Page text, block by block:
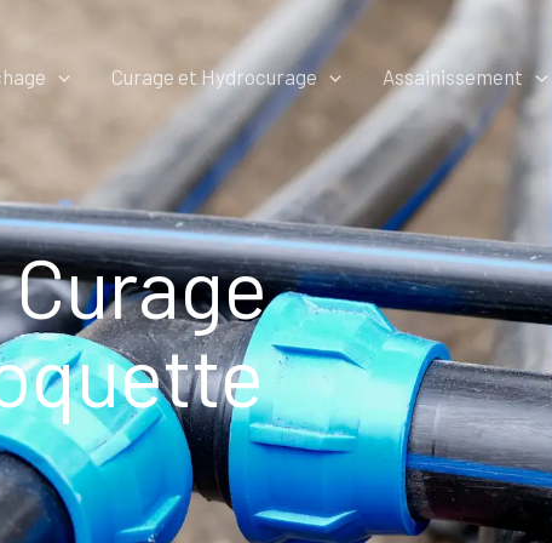
Curage et Hydrocurage Assainissement